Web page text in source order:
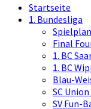
Startseite
1. Bundesliga
Final
1. BC
1. BC
Blau-
SC
SV Fun-